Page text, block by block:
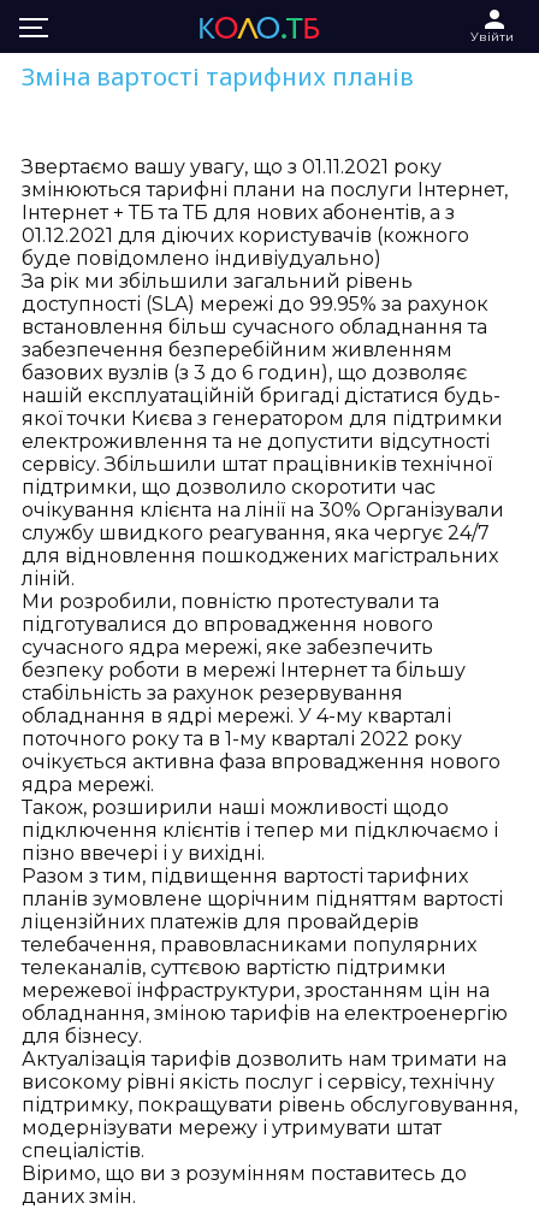
Увійти
Зміна вартості тарифних планів
Звертаємо вашу увагу, що з 01.11.2021 року
змінюються тарифні плани на послуги Інтернет,
Інтернет + ТБ та ТБ для нових абонентів, а з
01.12.2021 для діючих користувачів (кожного
буде повідомлено індивіудуально)
За рік ми збільшили загальний рівень
доступності (SLA) мережі до 99.95% за рахунок
встановлення більш сучасного обладнання та
забезпечення безперебійним живленням
базових вузлів (з 3 до 6 годин), що дозволяє
нашій експлуатаційній бригаді дістатися будь-
якої точки Києва з генератором для підтримки
електроживлення та не допустити відсутності
сервісу. Збільшили штат працівників технічної
підтримки, що дозволило скоротити час
очікування клієнта на лінії на 30% Організували
службу швидкого реагування, яка чергує 24/7
для відновлення пошкоджених магістральних
ліній.
Ми розробили, повністю протестували та
підготувалися до впровадження нового
сучасного ядра мережі, яке забезпечить
безпеку роботи в мережі Інтернет та більшу
стабільність за рахунок резервування
обладнання в ядрі мережі. У 4-му кварталі
поточного року та в 1-му кварталі 2022 року
очікується активна фаза впровадження нового
ядра мережі.
Також, розширили наші можливості щодо
підключення клієнтів і тепер ми підключаємо і
пізно ввечері і у вихідні.
Разом з тим, підвищення вартості тарифних
планів зумовлене щорічним підняттям вартості
ліцензійних платежів для провайдерів
телебачення, правовласниками популярних
телеканалів, суттєвою вартістю підтримки
мережевої інфраструктури, зростанням цін на
обладнання, зміною тарифів на електроенергію
для бізнесу.
Актуалізація тарифів дозволить нам тримати на
високому рівні якість послуг і сервісу, технічну
підтримку, покращувати рівень обслуговування,
модернізувати мережу і утримувати штат
спеціалістів.
Віримо, що ви з розумінням поставитесь до
даних змін.